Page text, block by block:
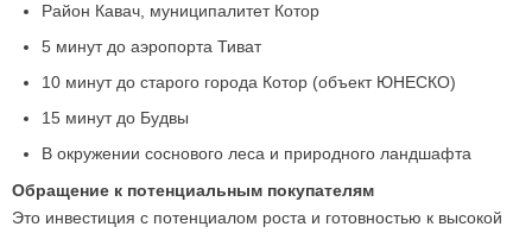
Район Кавач, муниципалитет Котор
5 минут до аэропорта Тиват
10 минут до старого города Котор (объект ЮНЕСКО)
15 минут до Будвы
В окружении соснового леса и природного ландшафта
Обращение к потенциальным покупателям
Это инвестиция с потенциалом роста и готовностью к высокой